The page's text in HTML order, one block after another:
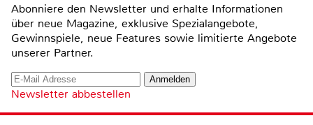
Abonniere den Newsletter und erhalte Informationen
über neue Magazine, exklusive Spezialangebote,
Gewinnspiele, neue Features sowie limitierte Angebote
unserer Partner.
Newsletter abbestellen